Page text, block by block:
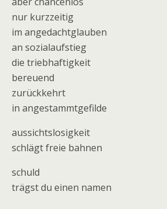
nur kurzzeitig
im angedachtglauben
an sozialaufstieg
die triebhaftigkeit
bereuend
zurückkehrt
in angestammtgefilde
aussichtslosigkeit
schlägt freie bahnen
schuld
trägst du einen namen